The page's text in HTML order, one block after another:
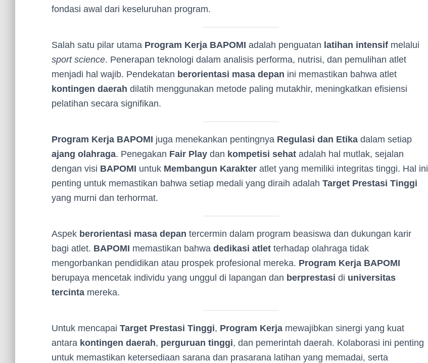
fondasi awal dari keseluruhan program.
Salah satu pilar utama Program Kerja BAPOMI adalah penguatan latihan intensif melalui
sport science. Penerapan teknologi dalam analisis performa, nutrisi, dan pemulihan atlet
menjadi hal wajib. Pendekatan berorientasi masa depan ini memastikan bahwa atlet
kontingen daerah dilatih menggunakan metode paling mutakhir, meningkatkan efisiensi
pelatihan secara signifikan.
Program Kerja BAPOMI juga menekankan pentingnya Regulasi dan Etika dalam setiap
ajang olahraga. Penegakan Fair Play dan kompetisi sehat adalah hal mutlak, sejalan
dengan visi BAPOMI untuk Membangun Karakter atlet yang memiliki integritas tinggi. Hal ini
penting untuk memastikan bahwa setiap medali yang diraih adalah Target Prestasi Tinggi
yang murni dan terhormat.
Aspek berorientasi masa depan tercermin dalam program beasiswa dan dukungan karir
bagi atlet. BAPOMI memastikan bahwa dedikasi atlet terhadap olahraga tidak
mengorbankan pendidikan atau prospek profesional mereka. Program Kerja BAPOMI
berupaya mencetak individu yang unggul di lapangan dan berprestasi di universitas
tercinta mereka.
Untuk mencapai Target Prestasi Tinggi, Program Kerja mewajibkan sinergi yang kuat
antara kontingen daerah, perguruan tinggi, dan pemerintah daerah. Kolaborasi ini penting
untuk memastikan ketersediaan sarana dan prasarana latihan yang memadai, serta